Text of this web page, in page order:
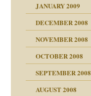
JANUARY 2009
DECEMBER 2008
NOVEMBER 2008
OCTOBER 2008
SEPTEMBER 2008
AUGUST 2008